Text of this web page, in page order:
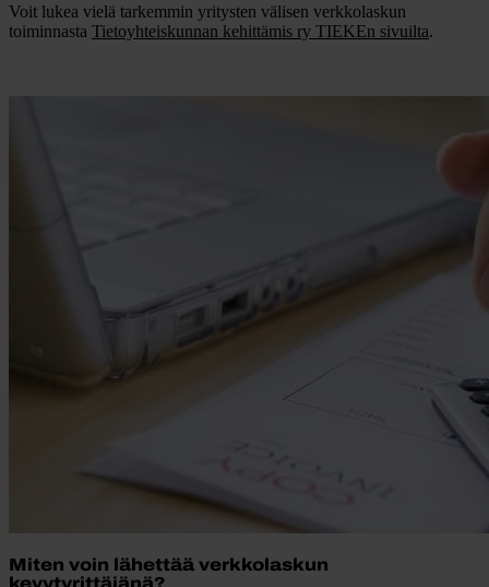
Voit lukea vielä tarkemmin yritysten välisen verkkolaskun
toiminnasta Tietoyhteiskunnan kehittämis ry TIEKEn sivuilta.
Miten voin lähettää verkkolaskun
kevytyrittäjänä?